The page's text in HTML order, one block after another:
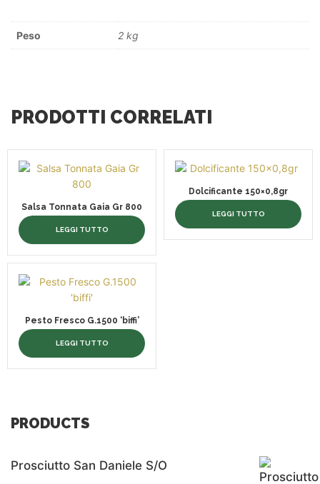
Peso 2 kg
PRODOTTI CORRELATI
Salsa Tonnata Gaia Gr 800
LEGGI TUTTO
Dolcificante 150×0,8gr
LEGGI TUTTO
Pesto Fresco G.1500 ‘biffi’
LEGGI TUTTO
PRODUCTS
Prosciutto San Daniele S/o